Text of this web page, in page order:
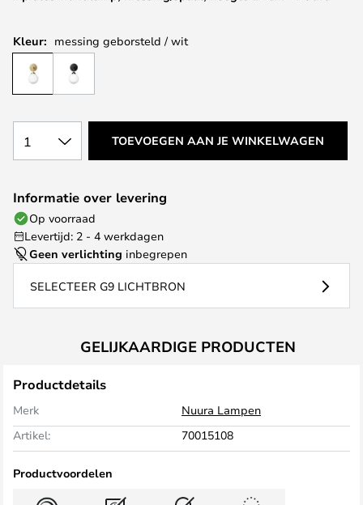
Kleur: messing geborsteld / wit
1 TOEVOEGEN AAN JE WINKELWAGEN
Informatie over levering
Op voorraad
Levertijd: 2 - 4 werkdagen
Geen verlichting inbegrepen
SELECTEER G9 LICHTBRON
GELIJKAARDIGE PRODUCTEN
Productdetails
Merk
Nuura Lampen
Artikel:
70015108
Productvoordelen